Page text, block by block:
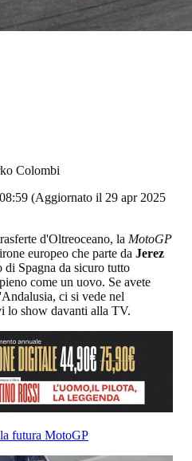
Colombi
(Aggiornato il 29 apr 2025
d'Oltreoceano, la MotoGP
europeo che parte da Jerez
di Spagna da sicuro tutto
come un uovo. Se avete
ci si vede nel
lo show davanti alla TV.
futura MotoGP